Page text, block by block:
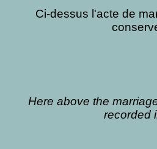
Ci-dessus l'acte de
Here above the
recorded